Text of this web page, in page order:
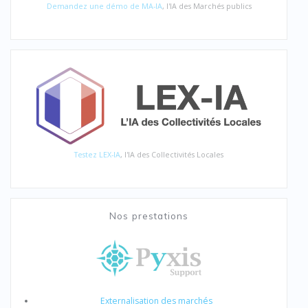
Demandez une démo de MA-IA, l'IA des Marchés publics
Testez LEX-IA, l'IA des Collectivités Locales
Nos prestations
Externalisation des marchés